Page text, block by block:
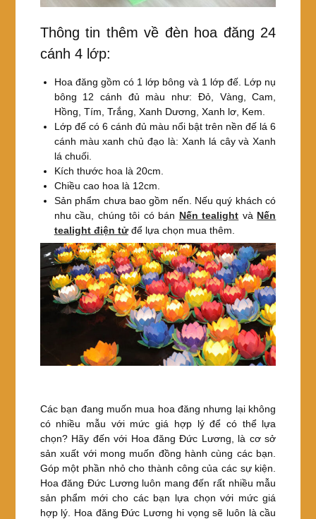
Thông tin thêm về đèn hoa đăng 24
cánh 4 lớp:
Hoa đăng gồm có 1 lớp bông và 1 lớp đế. Lớp nụ
bông 12 cánh đủ màu như: Đỏ, Vàng, Cam,
Hồng, Tím, Trắng, Xanh Dương, Xanh lơ, Kem.
Lớp đế có 6 cánh đủ màu nổi bật trên nền đế lá 6
cánh màu xanh chủ đạo là: Xanh lá cây và Xanh
lá chuối.
Kích thước hoa là 20cm.
Chiều cao hoa là 12cm.
Sản phẩm chưa bao gồm nến. Nếu quý khách có
nhu cầu, chúng tôi có bán Nến tealight và Nến
tealight điện tửđể lựa chọn mua thêm.
Các bạn đang muốn mua hoa đăng nhưng lại không
có nhiều mẫu với mức giá hợp lý để có thể lựa
chọn? Hãy đến với Hoa đăng Đức Lương, là cơ sở
sản xuất với mong muốn đồng hành cùng các bạn.
Góp một phần nhỏ cho thành công của các sự kiện.
Hoa đăng Đức Lương luôn mang đến rất nhiều mẫu
sản phẩm mới cho các bạn lựa chọn với mức giá
hợp lý. Hoa đăng Đức Lương hi vọng sẽ luôn là cầu